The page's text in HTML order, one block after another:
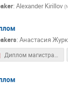
: Alexander Kirillov (
: Анастасия
Диплом магистра - 2024.06 - Журкина А.О.pdf